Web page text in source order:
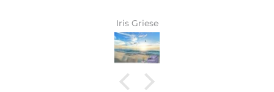
Iris Griese